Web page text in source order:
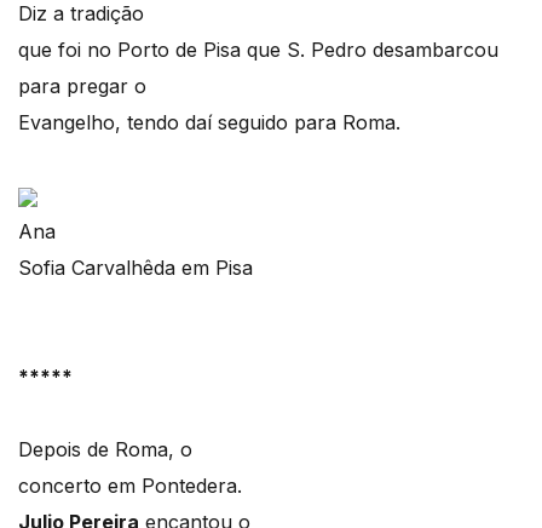
Diz a tradição
que foi no Porto de Pisa que S. Pedro desambarcou
para pregar o
Evangelho, tendo daí seguido para Roma.
Ana
Sofia Carvalhêda em Pisa
*****
Depois de Roma, o
concerto em Pontedera.
Julio Pereira encantou o